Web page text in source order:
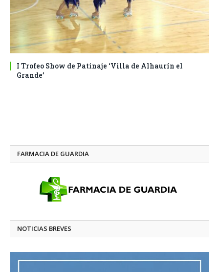
I Trofeo Show de Patinaje ‘Villa de Alhaurín el
Grande’
FARMACIA DE GUARDIA
NOTICIAS BREVES